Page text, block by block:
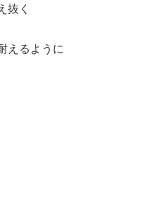
く
るように